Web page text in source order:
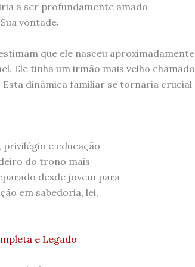
a ser profundamente amado
vontade.
que ele nasceu
Ele tinha um irmão mais velho chamado
dinâmica familiar se tornaria crucial
privilégio e educação
do trono mais
desde jovem para
em sabedoria, lei,
e Legado